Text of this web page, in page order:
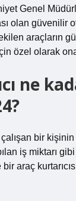
Genel
olan güvenilir
araçların
özel olarak
ne
çalışan bir
iş miktarı
bir araç